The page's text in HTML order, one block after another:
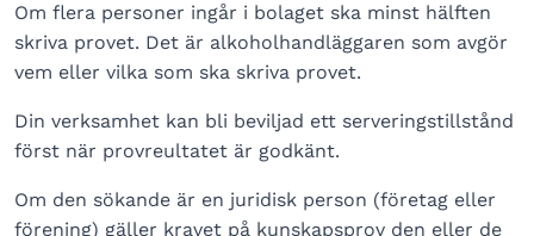
Om flera personer ingår i bolaget ska minst hälften
skriva provet. Det är alkoholhandläggaren som avgör
vem eller vilka som ska skriva provet.
Din verksamhet kan bli beviljad ett serveringstillstånd
först när provreultatet är godkänt.
Om den sökande är en juridisk person (företag eller
förening) gäller kravet på kunskapsprov den eller de